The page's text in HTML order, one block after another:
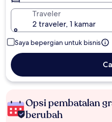
Traveler
2 traveler, 1 kamar
Saya bepergian untuk bisnis
Opsi pembatalan
berubah